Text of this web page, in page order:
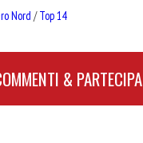
Nord /Top 14
& PARTECIPA